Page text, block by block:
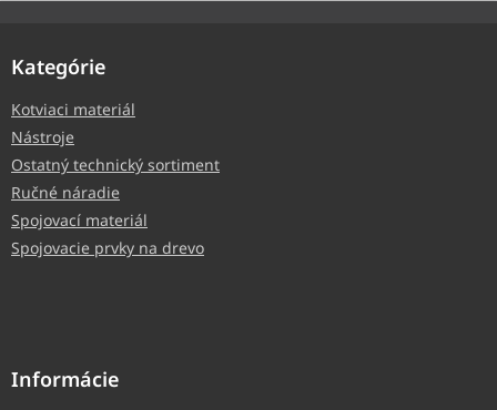
Kategórie
Kotviaci materiál
Nástroje
Ostatný technický sortiment
Ručné náradie
Spojovací materiál
Spojovacie prvky na drevo
Informácie